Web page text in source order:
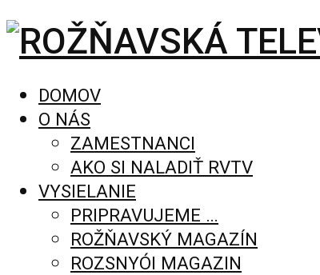
DOMOV
O NÁS
ZAMESTNANCI
AKO SI NALADIŤ RVTV
VYSIELANIE
PRIPRAVUJEME …
ROŽŇAVSKÝ MAGAZÍN
ROZSNYÓI MAGAZIN